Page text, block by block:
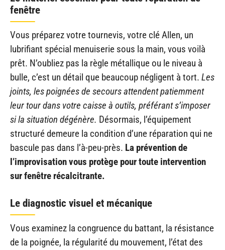
fenêtre
Vous préparez votre tournevis, votre clé Allen, un
lubrifiant spécial menuiserie sous la main, vous voilà
prêt. N’oubliez pas la règle métallique ou le niveau à
bulle, c’est un détail que beaucoup négligent à tort. Les
joints, les poignées de secours attendent patiemment
leur tour dans votre caisse à outils, préférant s’imposer
si la situation dégénère. Désormais, l’équipement
structuré demeure la condition d’une réparation qui ne
bascule pas dans l’à-peu-près. La prévention de
l’improvisation vous protège pour toute intervention
sur fenêtre récalcitrante.
Le diagnostic visuel et mécanique
Vous examinez la congruence du battant, la résistance
de la poignée, la régularité du mouvement, l’état des